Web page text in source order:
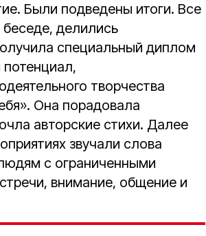
Были подведены итоги. Все
беседе, делились
специальный диплом
потенциал,
творчества
Она порадовала
авторские стихи. Далее
звучали слова
с ограниченными
внимание, общение и